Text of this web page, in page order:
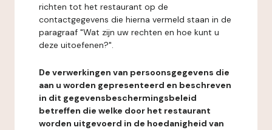
richten tot het restaurant op de
contactgegevens die hierna vermeld staan in de
paragraaf "Wat zijn uw rechten en hoe kunt u
deze uitoefenen?".
De verwerkingen van persoonsgegevens die
aan u worden gepresenteerd en beschreven
in dit gegevensbeschermingsbeleid
betreffen die welke door het restaurant
worden uitgevoerd in de hoedanigheid van